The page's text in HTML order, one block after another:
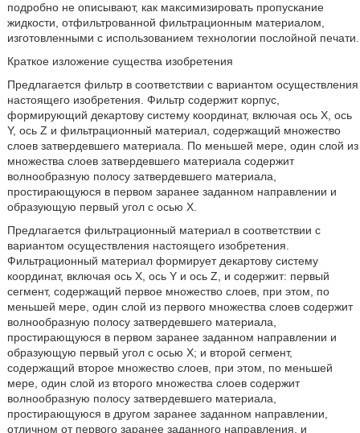
подробно не описывают, как максимизировать пропускание
жидкости, отфильтрованной фильтрационным материалом,
изготовленными с использованием технологии послойной печати.
Краткое изложение существа изобретения
Предлагается фильтр в соответствии с вариантом осуществления
настоящего изобретения. Фильтр содержит корпус,
формирующий декартову систему координат, включая ось X, ось
Y, ось Z и фильтрационный материал, содержащий множество
слоев затвердевшего материала. По меньшей мере, один слой из
множества слоев затвердевшего материала содержит
волнообразную полосу затвердевшего материала,
простирающуюся в первом заранее заданном направлении и
образующую первый угол с осью X.
Предлагается фильтрационный материал в соответствии с
вариантом осуществления настоящего изобретения.
Фильтрационный материал формирует декартову систему
координат, включая ось X, ось Y и ось Z, и содержит: первый
сегмент, содержащий первое множество слоев, при этом, по
меньшей мере, один слой из первого множества слоев содержит
волнообразную полосу затвердевшего материала,
простирающуюся в первом заранее заданном направлении и
образующую первый угол с осью X; и второй сегмент,
содержащий второе множество слоев, при этом, по меньшей
мере, один слой из второго множества слоев содержит
волнообразную полосу затвердевшего материала,
простирающуюся в другом заранее заданном направлении,
отличном от первого заранее заданного направления, и